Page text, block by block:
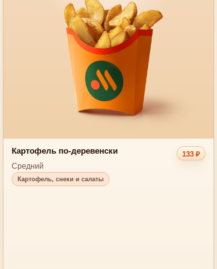
Картофель по-деревенски
133 ₽
Средний
Картофель, снеки и салаты